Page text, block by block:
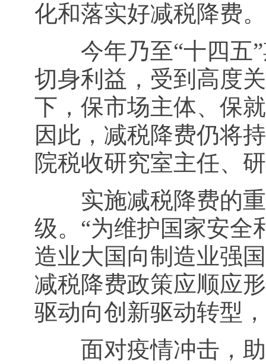
化和落实好减税降费。
今年乃至“十四五”
切身利益，受到高度
下，保市场主体、保
因此，减税降费仍将
院税收研究室主任、
实施减税降费的重
级。“为维护国家安全
造业大国向制造业强
减税降费政策应顺应
驱动向创新驱动转型
面对疫情冲击，助